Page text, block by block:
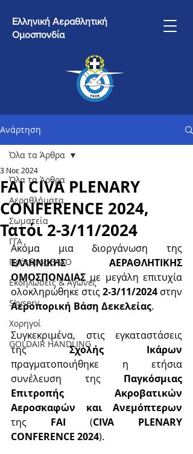
Ελληνική Αεραθλητική
Ομοσπονδία
Ανάρτηση
Όλα τα Άρθρα
Αεραθλήματα
Σωματεία
ΓΓΑ
Πρόεδρος ΕΛΑΟ
Εκδηλώσεις & Aγώνες
Skyserv
Χορηγοί
GOLDAIR HANDLING
Όλα τα Άρθρα
FAI CIVA PLENARY
CONFERENCE 2024,
Τατόι 2-3/11/2024
3 Νοε 2024
ΕΛΛΗΝΙΚΗΣ ΑΕΡΑΘΛΗΤΙΚΗΣ
ΟΜΟΣΠΟΝΔΙΑΣ με μεγάλη επιτυχία
ολοκληρώθηκε στις 2-3/11/2024
Αεροπορική Βάση Δεκελείας.
Συγκεκριμένα, στις εγκαταστάσεις
της
πραγματοποιήθηκε η ετήσια
συνέλευση της Παγκόσμιας
Επιτροπής Ακροβατικών
Αεροσκαφών και Ανεμόπτερων
της FAI (CIVA PLENARY
CONFERENCE 2024).